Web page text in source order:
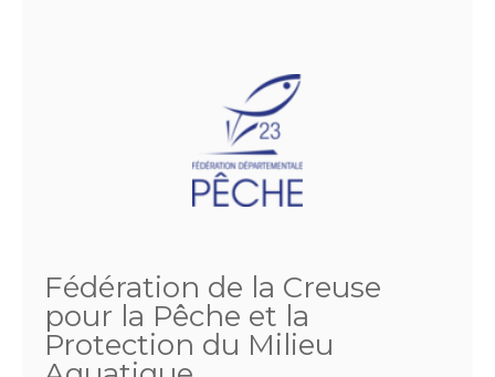
Fédération de la Creuse
pour la Pêche et la
Protection du Milieu